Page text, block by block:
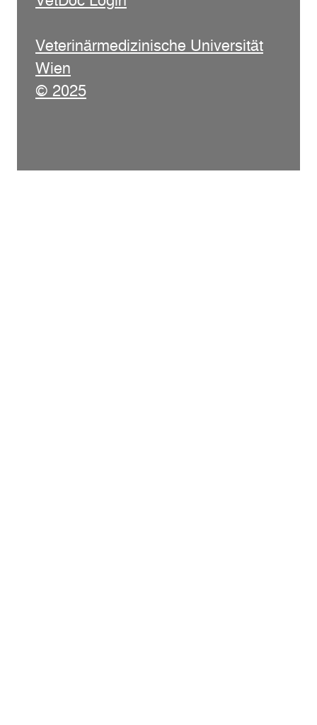
Veterinärmedizinische Universität
Wien
© 2025